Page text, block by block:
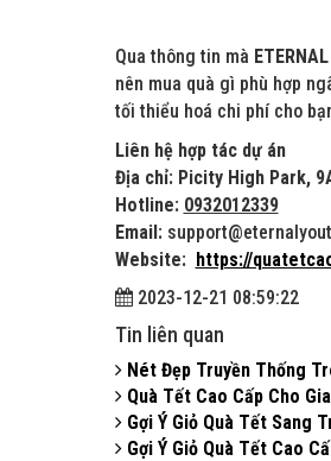
Qua thông tin mà
nên mua quà gì phù hợp
tối thiểu hoá chi phí cho
Liên hệ hợp tác dự án
Địa chỉ: Picity High Park,
Hotline: 0932012339
Email:
Website: https://
2023-12-21 08:59:22
Tin liên quan
Nét Đẹp Truyền Thống
Quà Tết Cao Cấp Cho
Gợi Ý Giỏ Quà Tết Sang
Gợi Ý Giỏ Quà Tết Cao